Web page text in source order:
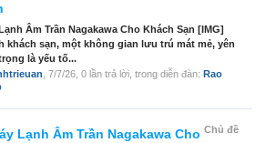
Âm Trần Nagakawa Cho Khách Sạn [IMG]
khách sạn, một không gian lưu trú mát mẻ, yên
là yếu tố...
7/7/26 , 0 lần trả lời, trong diễn đàn: Rao
Chủ đề
Lạnh Âm Trần Nagakawa Cho